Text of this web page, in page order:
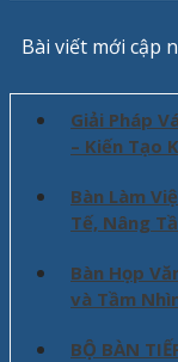
Bài viết mới cập
Giải Pháp
– Kiến Tạo
Bàn Làm
Tế, Nâng
Bàn Họp
và Tầm
BỘ BÀN